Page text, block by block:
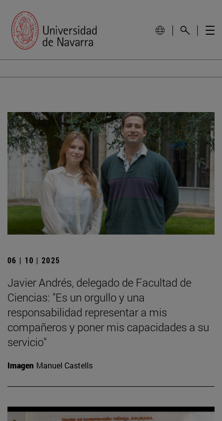
06 | 10 | 2025
Javier Andrés, delegado de Facultad de
Ciencias: "Es un orgullo y una
responsabilidad representar a mis
compañeros y poner mis capacidades a su
servicio"
Imagen Manuel Castells